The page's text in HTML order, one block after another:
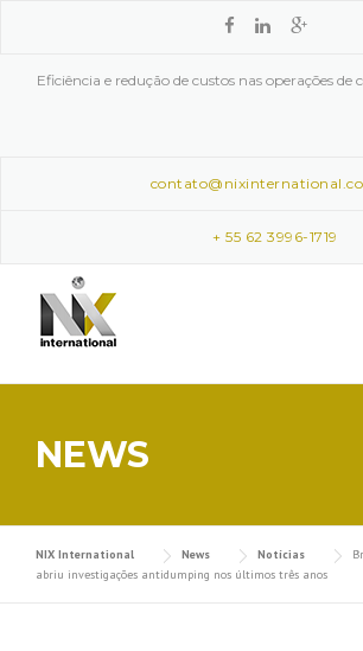
Eficiência e redução de custos nas operações de
+ 55 62 3996-1719
NEWS
NIX International News Notícias
abriu investigações antidumping nos últimos três anos